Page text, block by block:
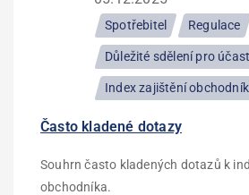
Spotřebitel Regulace
Důležité sdělení pro
Index zajištění
Často kladené dotazy
Souhrn často kladených dotazů k
obchodníka.